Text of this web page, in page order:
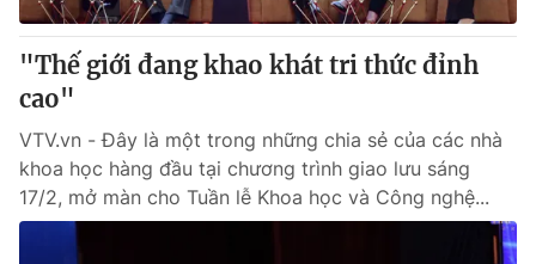
"Thế giới đang khao khát tri thức đỉnh
cao"
VTV.vn - Đây là một trong những chia sẻ của các nhà
khoa học hàng đầu tại chương trình giao lưu sáng
17/2, mở màn cho Tuần lễ Khoa học và Công nghệ...